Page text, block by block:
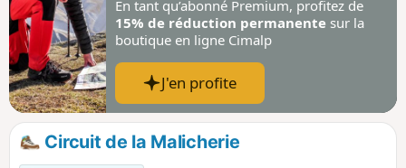
En tant qu’abonné Premium, profitez de
15% de réduction permanente sur la
boutique en ligne Cimalp
J'en profite
Circuit de la Malicherie